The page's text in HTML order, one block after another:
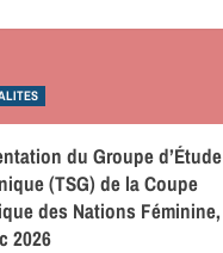
du Groupe d’Étude
(TSG) de la Coupe
des Nations Féminine,
2026